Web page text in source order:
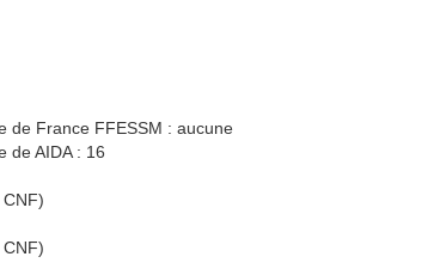
de France FFESSM : aucune
de AIDA : 16
CNF)
CNF)